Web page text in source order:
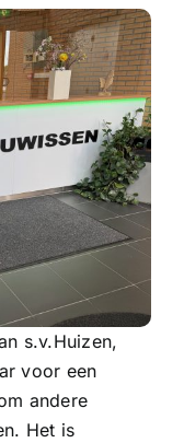
s.v.Huizen,
voor een
andere
Het is